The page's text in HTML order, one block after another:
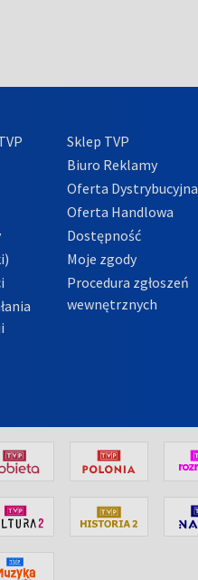
Sklep TVP
Biuro Reklamy
Oferta Dystrybucyjna
Oferta Handlowa
Dostępność
Moje zgody
Procedura zgłoszeń
wewnętrznych